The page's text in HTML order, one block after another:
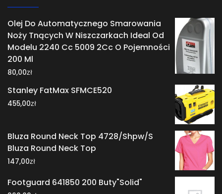
Olej Do Automatycznego Smarowania
Noży Tnących W Niszczarkach Ideal Od
Modelu 2240 Cc 5009 2Cc O Pojemności
200 Ml
80,00zł
Stanley FatMax SFMCE520
455,00zł
Bluza Round Neck Top 4728/Shpw/S
Bluza Round Neck Top
147,00zł
Footguard 641850 200 Buty"Solid"